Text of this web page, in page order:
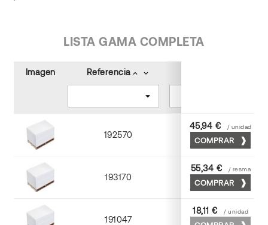
LISTA GAMA COMPLETA
Imagen Referencia keyboard_arrow_up keyboard_arrow_down
192570 70
45,94 € / unidad
COMPRAR
193170 90
55,34 € / resma
COMPRAR
191047 70
18,11 € / unidad